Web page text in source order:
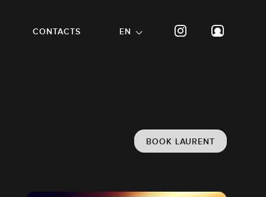
CONTACTS EN
BOOK LAURENT